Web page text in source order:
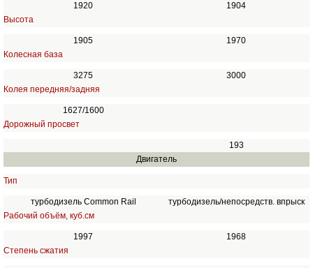
1920
1904
Высота
1905
1970
Колесная база
3275
3000
Колея передняя/задняя
1627/1600
Дорожный просвет
193
Двигатель
Тип
турбодизель Common Rail
турбодизель/непосредств. впрыск
Рабочий объём, куб.см
1997
1968
Степень сжатия